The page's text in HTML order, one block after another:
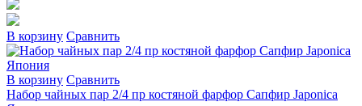
В коpзину Сpавнить
В коpзину Сpавнить
Набор чайных пар 2/4 пр костяной фарфор Сапфир Japonica